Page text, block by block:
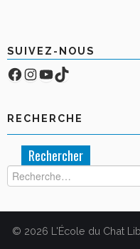
SUIVEZ-NOUS
Facebook
Compte Instagram
YouTube
TikTok
RECHERCHE
Rechercher :
© 2026 L'École du Chat